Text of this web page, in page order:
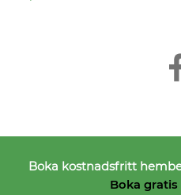
Boka kostnadsfritt
Boka